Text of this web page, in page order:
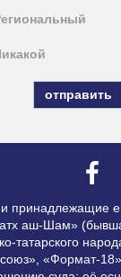
принадлежащие
аш-Шам»
«Формат-